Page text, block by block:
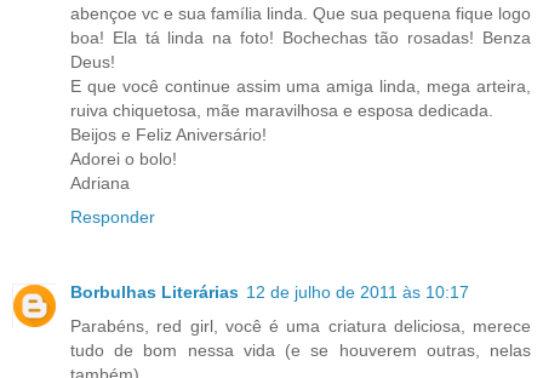
abençoe vc e sua família linda. Que sua pequena fique logo
boa! Ela tá linda na foto! Bochechas tão rosadas! Benza
Deus!
E que você continue assim uma amiga linda, mega arteira,
ruiva chiquetosa, mãe maravilhosa e esposa dedicada.
Beijos e Feliz Aniversário!
Adorei o bolo!
Adriana
Responder
Borbulhas Literárias 12 de julho de 2011 às 10:17
Parabéns, red girl, você é uma criatura deliciosa, merece
tudo de bom nessa vida (e se houverem outras, nelas
também).